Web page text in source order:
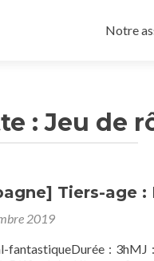
au
Notre
:Jeu de
Tiers-age :
2019
fantastiqueDurée :